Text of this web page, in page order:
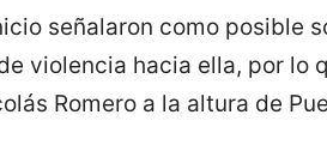
señalaron como posible
violencia hacia ella, por lo
Romero a la altura de